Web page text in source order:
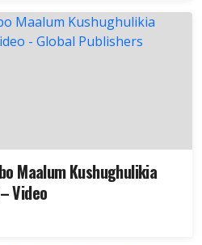
Maalum Kushughulikia
Video